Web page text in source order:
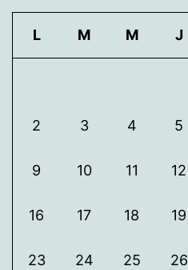
L M M J
2 3 4 5
9 10 11 12
16 17 18 19
23 24 25 26